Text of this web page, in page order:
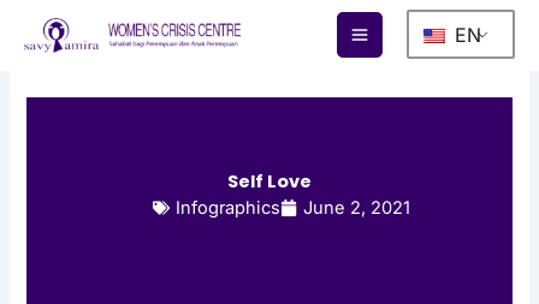
EN
Self Love
Infographics June 2, 2021